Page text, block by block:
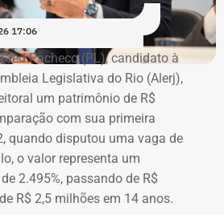
a receber o benefício do
criada em 2019 pela
objeto é conectado a uma
pelo agressor. Em caso de
de monitoramento é acionada e
vítima e o agressor por telefone.
em 2018, quando terminou a
Elton Cristo informou possuir três
não contemplado e depósitos em
R$ 378,4 mil.
eleições de 2022, quando voltou
Assembleia Legislativa (Alerj) e
suplente, o patrimônio declarado
Na ocasião, os bens
17:06
Pacheco (PL), candidato à
Legislativa do Rio (Alerj),
um patrimônio de R$
com sua primeira
quando disputou uma vaga de
o valor representa um
2.495%, passando de R$
R$ 2,5 milhões em 14 anos.